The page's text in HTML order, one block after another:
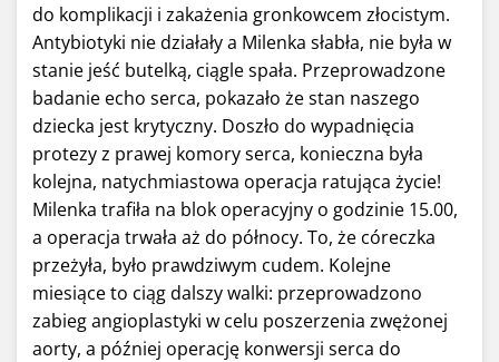
do komplikacji i zakażenia gronkowcem złocistym.
Antybiotyki nie działały a Milenka słabła, nie była w
stanie jeść butelką, ciągle spała. Przeprowadzone
badanie echo serca, pokazało że stan naszego
dziecka jest krytyczny. Doszło do wypadnięcia
protezy z prawej komory serca, konieczna była
kolejna, natychmiastowa operacja ratująca życie!
Milenka trafiła na blok operacyjny o godzinie 15.00,
a operacja trwała aż do północy. To, że córeczka
przeżyła, było prawdziwym cudem. Kolejne
miesiące to ciąg dalszy walki: przeprowadzono
zabieg angioplastyki w celu poszerzenia zwężonej
aorty, a później operację konwersji serca do